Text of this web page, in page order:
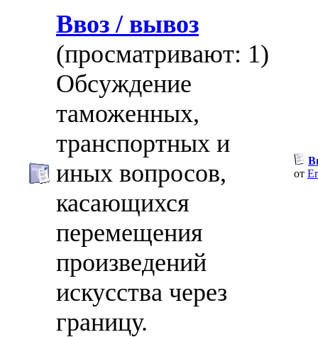
Ввоз / вывоз
(просматривают: 1)
Обсуждение
таможенных,
транспортных и
иных вопросов,
касающихся
перемещения
произведений
искусства через
границу.
от